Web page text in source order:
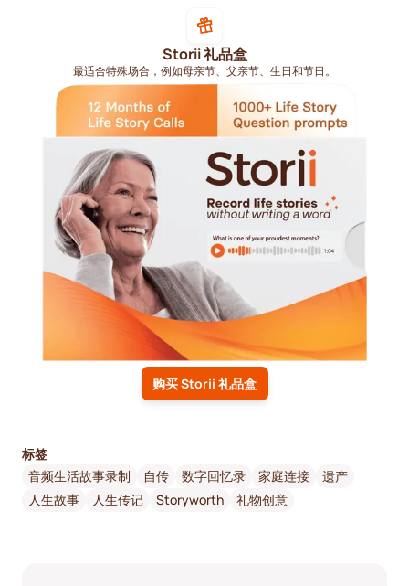
Storii 礼品盒
最适合特殊场合，例如母亲节、父亲节、生日和节日。
购买 Storii 礼品盒
标签
音频生活故事录制
自传 数字回忆录 家庭连接
遗产
人生故事
人生传记 Storyworth 礼物创意